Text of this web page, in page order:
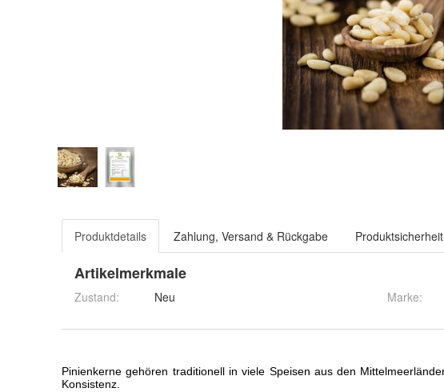
Produktdetails Zahlung, Versand & Rückgabe Produktsicherheit
Artikelmerkmale
Zustand: Neu Marke: